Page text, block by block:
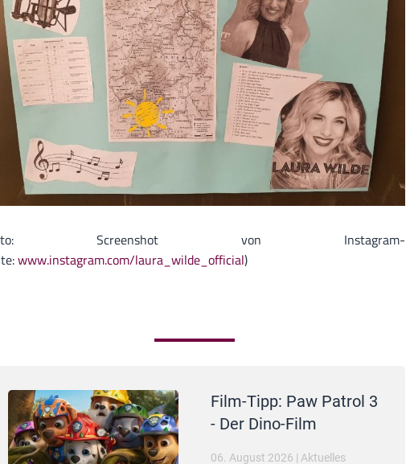
Screenshot von Instagram-
www.instagram.com/laura_wilde_official)
Film-Tipp: Paw Patrol 3
- Der Dino-Film
06. August 2026 | Aktuelles